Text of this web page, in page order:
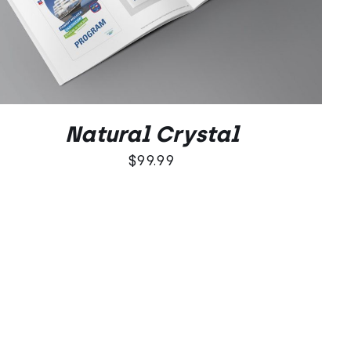
5.00
na 5
DODAJ DO KOSZYKA QUICK VIEW
Natural Crystal
$99.99